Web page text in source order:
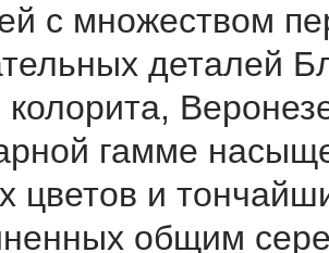
с множеством
дета­лей
колорита,
гам­ме
цветов и
общим